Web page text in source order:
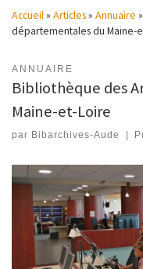
Accueil» Articles» Annuaire »
départementales du Maine-
ANNUAIRE
Bibliothèque des
Maine-et-Loire
par Bibarchives-Aude